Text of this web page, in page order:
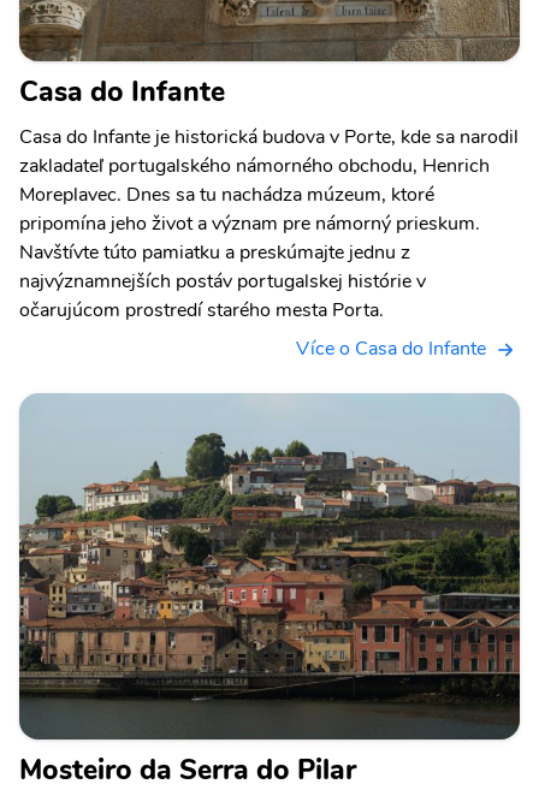
Casa do Infante
Casa do Infante je historická budova v Porte, kde sa narodil
zakladateľ portugalského námorného obchodu, Henrich
Moreplavec. Dnes sa tu nachádza múzeum, ktoré
pripomína jeho život a význam pre námorný prieskum.
Navštívte túto pamiatku a preskúmajte jednu z
najvýznamnejších postáv portugalskej histórie v
očarujúcom prostredí starého mesta Porta.
Více o Casa do Infante
Mosteiro da Serra do Pilar